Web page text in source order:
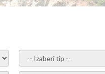
- izaberi tip -